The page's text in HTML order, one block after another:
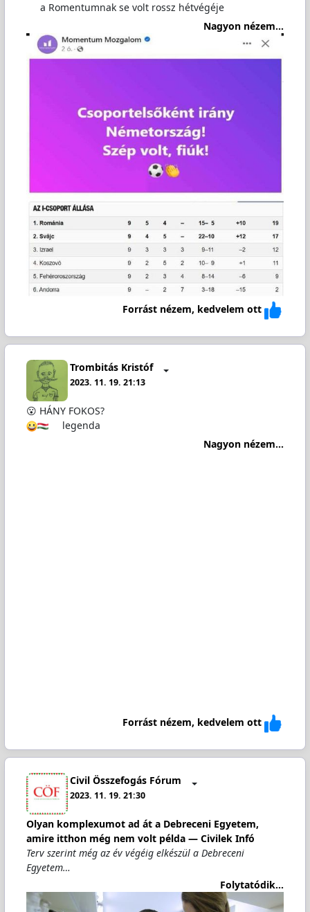
a Romentumnak se volt rossz hétvégéje
Nagyon nézem...
Forrást nézem, kedvelem ott
Trombitás Kristóf
2023. 11. 19. 21:13
😮 HÁNY FOKOS?
legenda
Nagyon nézem...
Forrást nézem, kedvelem ott
Civil Összefogás Fórum
2023. 11. 19. 21:30
Olyan komplexumot ad át a Debreceni Egyetem,
amire itthon még nem volt példa — Civilek Infó
Terv szerint még az év végéig elkészül a Debreceni
Egyetem…
Folytatódik...